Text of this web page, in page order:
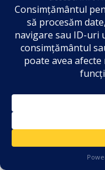
din Muzeul
Regatul
drept un &b